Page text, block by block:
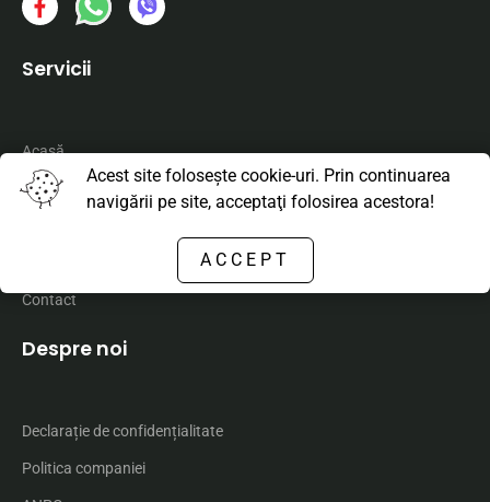
Servicii
Acasă
Maşini de închiriat
Contact
Despre noi
Declarație de confidențialitate
Politica companiei
Acest site foloseşte cookie-uri. Prin continuarea
navigării pe site, acceptaţi folosirea acestora!
ACCEPT